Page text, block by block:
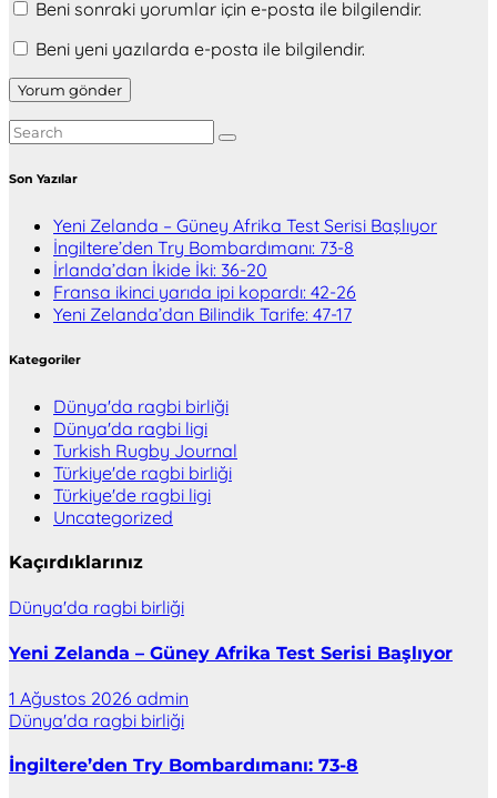
Beni sonraki yorumlar için e-posta ile bilgilendir.
Beni yeni yazılarda e-posta ile bilgilendir.
Son Yazılar
Yeni Zelanda – Güney Afrika Test Serisi Başlıyor
İngiltere’den Try Bombardımanı: 73-8
İrlanda’dan İkide İki: 36-20
Fransa ikinci yarıda ipi kopardı: 42-26
Yeni Zelanda’dan Bilindik Tarife: 47-17
Kategoriler
Dünya'da ragbi birliği
Dünya'da ragbi ligi
Turkish Rugby Journal
Türkiye'de ragbi birliği
Türkiye'de ragbi ligi
Uncategorized
Kaçırdıklarınız
Dünya'da ragbi birliği
Yeni Zelanda – Güney Afrika Test Serisi Başlıyor
1 Ağustos 2026 admin
Dünya'da ragbi birliği
İngiltere’den Try Bombardımanı: 73-8